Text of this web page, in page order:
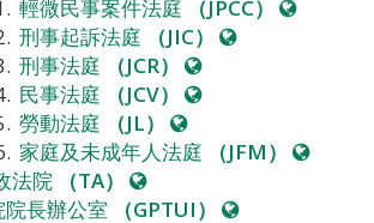
站
輕微民事案件法庭 （JPCC）
網
刑事起訴法庭 （JIC）
網
刑事法庭 （JCR）
網
站
民事法庭 （JCV）
網
勞動法庭 （JL）
網
站
家庭及未成年人法庭 （JFM）
網
法院 （TA）
網
站
長辦公室 （GPTUI）
網